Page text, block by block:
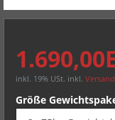
inkl. 19% USt. inkl. Versand
Größe